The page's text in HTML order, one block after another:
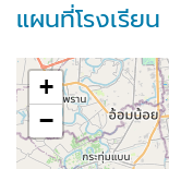
แผนที่โรงเรียน
+
−